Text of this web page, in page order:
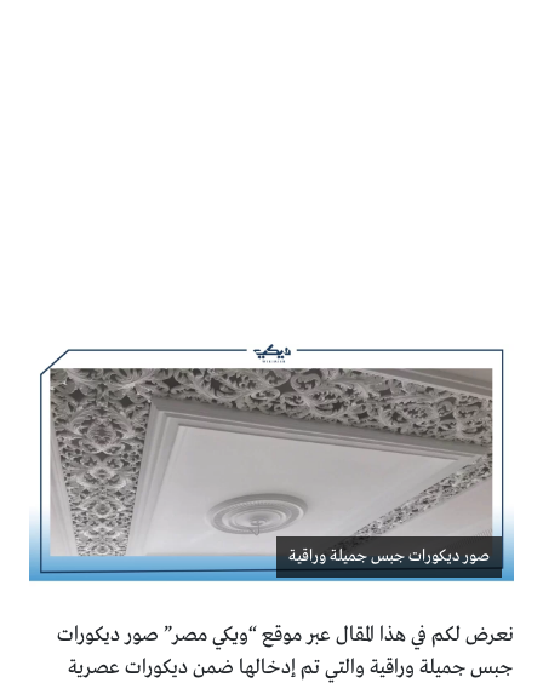
صور ديكورات جبس جميلة وراقية
نعرض لكم في هذا المقال عبر موقع “ويكي مصر” صور ديكورات
جبس جميلة وراقية والتي تم إدخالها ضمن ديكورات عصرية